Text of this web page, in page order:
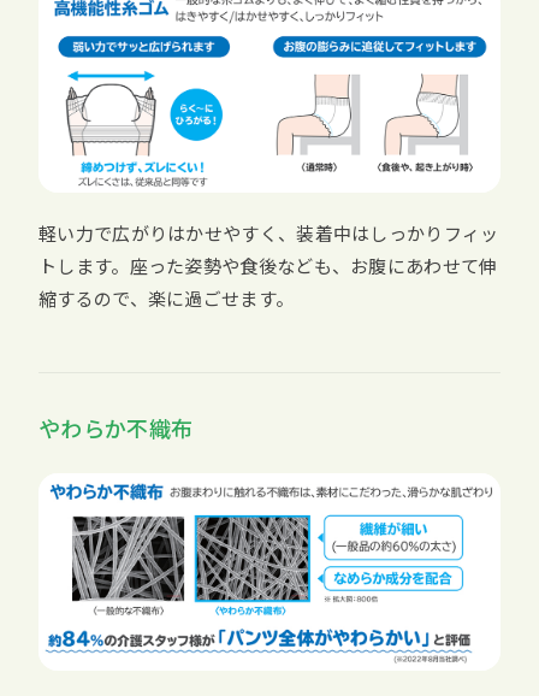
軽い力で広がりはかせやすく、装着中はしっかりフィッ
トします。座った姿勢や食後なども、お腹にあわせて伸
縮するので、楽に過ごせます。
やわらか不織布